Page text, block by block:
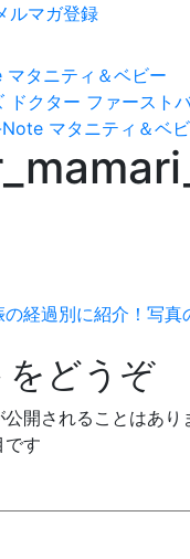
ルマガ登録
ドクター ファースト
マタニティ＆ベ
経過別に紹介！写真
をどうぞ
開されることはあり
です